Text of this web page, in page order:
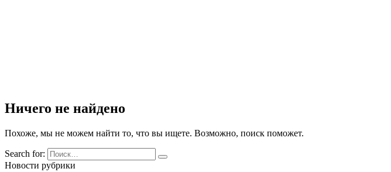
Ничего не найдено
Похоже, мы не можем найти то, что вы ищете. Возможно, поиск поможет.
Search for:
Новости рубрики